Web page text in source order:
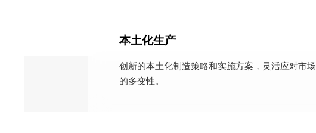
本土化生产
创新的本土化制造策略和实施方案，灵活应对市场
的多变性。